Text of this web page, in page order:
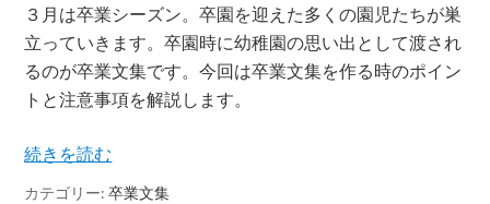
３月は卒業シーズン。卒園を迎えた多くの園児たちが巣
立っていきます。卒園時に幼稚園の思い出として渡され
るのが卒業文集です。今回は卒業文集を作る時のポイン
トと注意事項を解説します。
続きを読む
カテゴリー:卒業文集